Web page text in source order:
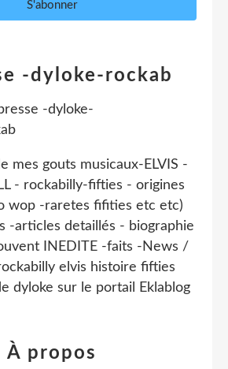
-dyloke-rockab
mes gouts musicaux-ELVIS -
- rockabilly-fifties - origines
wop -raretes fifities etc etc)
-articles detaillés - biographie
INEDITE -faits -News /
elvis histoire fifties
dyloke sur le portail Eklablog
À propos